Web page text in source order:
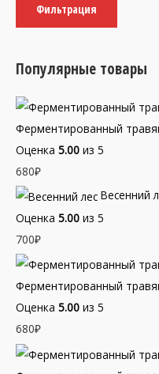
и
а
л
ц
е
н
а
Фильтрация
Популярные товары
Ферментированный
Оценка 5.00 из 5
680₽
Весенний
Оценка 5.00 из 5
700₽
Ферментированный
Оценка 5.00 из 5
680₽